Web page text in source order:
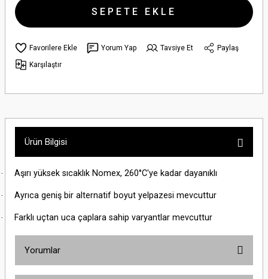
SEPETE EKLE
Yorum Yap Tavsiye Et
Paylaş
Karşılaştır
Ürün Bilgisi
· Aşırı yüksek sıcaklık Nomex, 260°C'ye kadar dayanıklı
· Ayrıca geniş bir alternatif boyut yelpazesi mevcuttur
· Farklı uçtan uca çaplara sahip varyantlar mevcuttur
Yorumlar